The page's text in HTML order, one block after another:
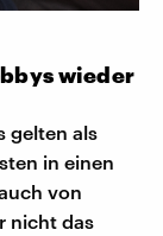
wieder
gelten als
in einen
von
nicht das